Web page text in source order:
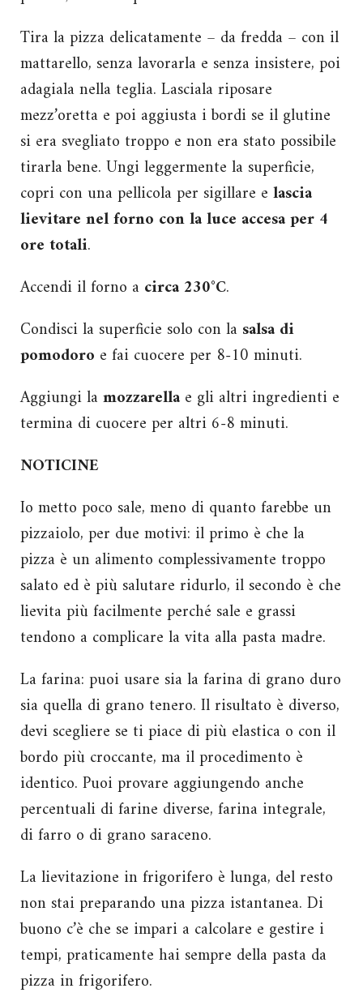
Tira la pizza delicatamente – da fredda – con il
mattarello, senza lavorarla e senza insistere, poi
adagiala nella teglia. Lasciala riposare
mezz’oretta e poi aggiusta i bordi se il glutine
si era svegliato troppo e non era stato possibile
tirarla bene. Ungi leggermente la superficie,
copri con una pellicola per sigillare e lascia
lievitare nel forno con la luce accesa per 4
ore totali.
Accendi il forno a circa 230°C.
Condisci la superficie solo con la salsa di
pomodoro e fai cuocere per 8-10 minuti.
Aggiungi lamozzarella e gli altri ingredienti e
termina di cuocere per altri 6-8 minuti.
NOTICINE
Io metto poco sale, meno di quanto farebbe un
pizzaiolo, per due motivi: il primo è che la
pizza è un alimento complessivamente troppo
salato ed è più salutare ridurlo, il secondo è che
lievita più facilmente perché sale e grassi
tendono a complicare la vita alla pasta madre.
La farina: puoi usare sia la farina di grano duro
sia quella di grano tenero. Il risultato è diverso,
devi scegliere se ti piace di più elastica o con il
bordo più croccante, ma il procedimento è
identico. Puoi provare aggiungendo anche
percentuali di farine diverse, farina integrale,
di farro o di grano saraceno.
La lievitazione in frigorifero è lunga, del resto
non stai preparando una pizza istantanea. Di
buono c’è che se impari a calcolare e gestire i
tempi, praticamente hai sempre della pasta da
pizza in frigorifero.